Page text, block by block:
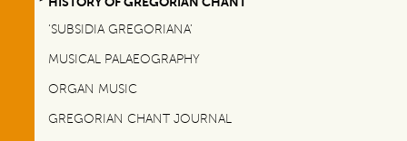
‘SUBSIDIA GREGORIANA’
MUSICAL PALAEOGRAPHY
ORGAN MUSIC
GREGORIAN CHANT JOURNAL